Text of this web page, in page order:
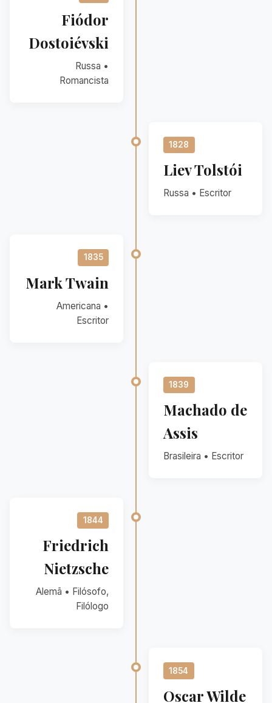
Fiódor
Dostoiévski
Russa •
Romancista
1828
Liev Tolstói
Russa • Escritor
1835
Mark Twain
Americana •
Escritor
1839
Machado de
Assis
Brasileira • Escritor
1844
Friedrich
Nietzsche
Alemã • Filósofo,
Filólogo
1854
Oscar Wilde